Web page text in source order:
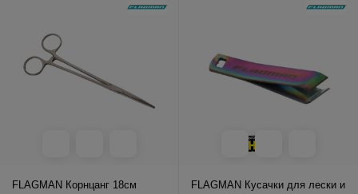
FLAGMAN Корнцанг 18см
FLAGMAN Кусачки для лески и